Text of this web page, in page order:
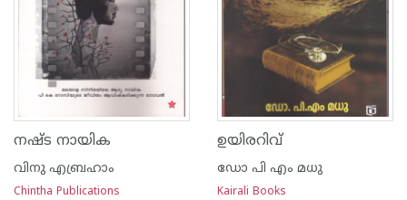
നഷ്ട നായിക
വിനു എബ്രഹാം
Chintha Publications
ഉയിരറിവ്
ഡോ പി എം മധു
Kairali Books